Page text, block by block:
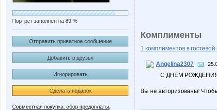
Портрет заполнен на 89 %
Отправить приватное сообщение
Добавить в друзья
Игнорировать
Сделать подарок
Совместная покупка: сбор предоплаты,
Комплименты
1 комплиментов в гостевой
Angelina2307
С ДНЁМ
Вы не авторизованы!